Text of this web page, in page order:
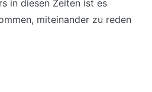
in diesen Zeiten ist es
miteinander zu reden